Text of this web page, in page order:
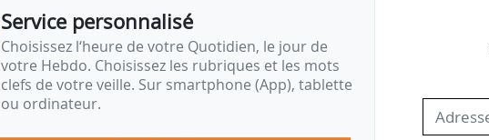
Service personnalisé
Choisissez l‘heure de votre Quotidien, le jour de
votre Hebdo. Choisissez les rubriques et les mots
clefs de votre veille. Sur smartphone (App), tablette
ou ordinateur.